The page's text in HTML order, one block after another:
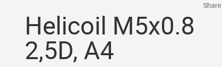
Helicoil M5x0.8
2,5D, A4
Share